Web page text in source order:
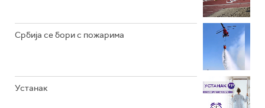
РАДИО ЏЕЗЕР
Србија се бори с пожарима
Устанак